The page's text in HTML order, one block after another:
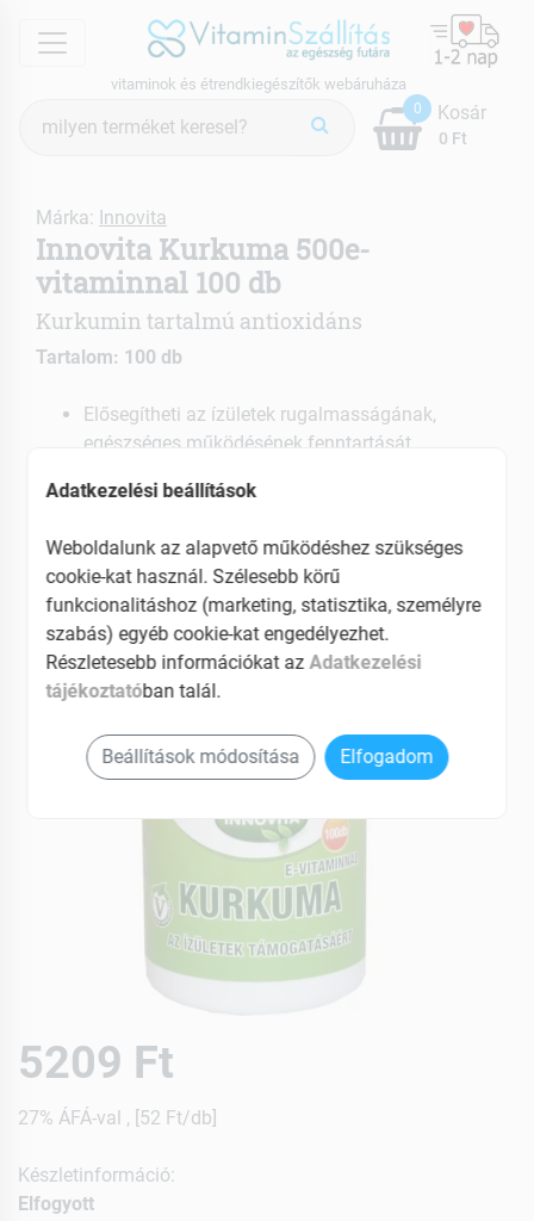
menu
vitaminok és étrendkiegészítők webáruháza
keresés
0
0 Ft
Kosár
Márka: Innovita
Innovita Kurkuma 500e-
vitaminnal 100 db
Kurkumin tartalmú antioxidáns
Tartalom: 100 db
Elősegítheti az ízületek rugalmasságának,
egészséges működésének fenntartását
Gyulladáscsökkentő
EAN: 5998607101730
5209 Ft
27% ÁFÁ-val , [52 Ft/db]
Készletinformáció:
Elfogyott
Adatkezelési beállítások
Weboldalunk az alapvető működéshez szükséges
cookie-kat használ. Szélesebb körű
funkcionalitáshoz (marketing, statisztika, személyre
szabás) egyéb cookie-kat engedélyezhet.
Részletesebb információkat az Adatkezelési
tájékoztatóban talál.
Beállítások módosítása Elfogadom